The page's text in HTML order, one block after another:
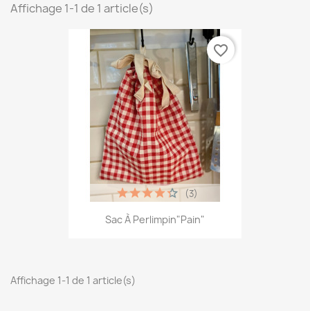
Affichage 1-1 de 1 article(s)
Sac À Perlimpin"pain"
(3)
favorite_border
Affichage 1-1 de 1 article(s)